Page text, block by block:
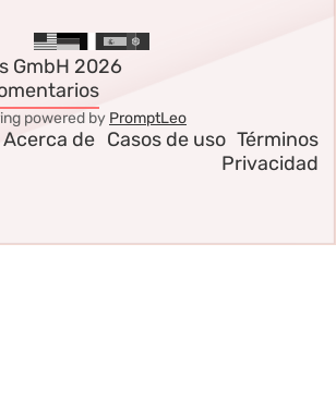
GmbH 2026
powered by PromptLeo
Acerca de Casos de uso Términos
Privacidad